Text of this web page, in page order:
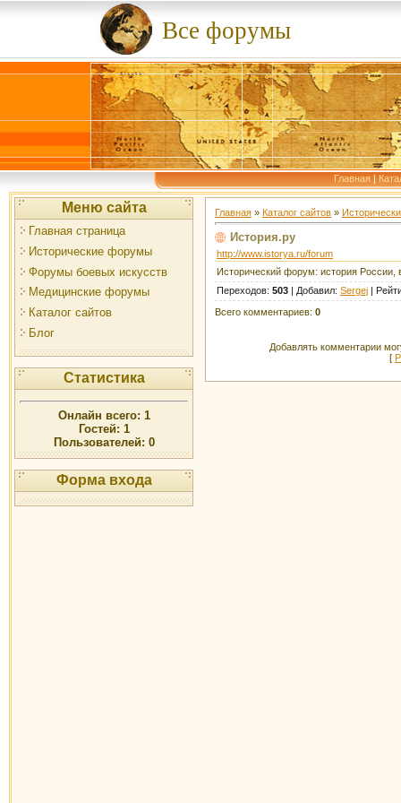
Все форумы
Главная |
Меню сайта
Главная страница
Исторические форумы
Форумы боевых искусств
Медицинские форумы
Каталог сайтов
Блог
Статистика
Онлайн всего: 1
Гостей: 1
Пользователей: 0
Форма входа
Главная » Каталог сайтов »
История.ру
http://www.istorya.ru/forum
Исторический форум: история России,
Переходов: 503 | Добавил: Sergej |
Всего комментариев: 0
Добавлять комментарии
[